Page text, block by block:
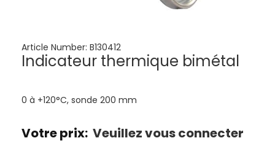
Article Number: B130412
Indicateur thermique bimétal
0 à +120°C, sonde 200 mm
Votre prix: Veuillez vous connecter